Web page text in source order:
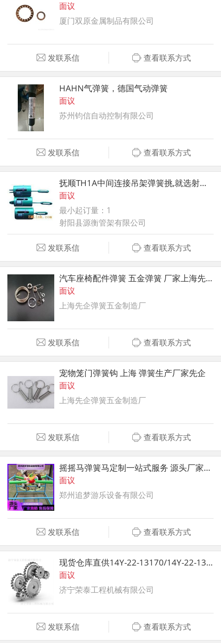
面议
厦门双原金属制品有限公司
发联系信 查看联系方式
HAHN气弹簧，德国气动弹簧
面议
苏州钧信自动控制有限公司
发联系信 查看联系方式
抚顺TH1A中间连接吊架弹簧挑,就选射阳源衡
面议
最小起订量：1
射阳县源衡管架有限公司
发联系信 查看联系方式
汽车座椅配件弹簧 五金弹簧 厂家上海先企
面议
上海先企弹簧五金制造厂
发联系信 查看联系方式
宠物笼门弹簧钩 上海 弹簧生产厂家先企
面议
上海先企弹簧五金制造厂
发联系信 查看联系方式
摇摇马弹簧马定制一站式服务 源头厂家直供
面议
郑州追梦游乐设备有限公司
发联系信 查看联系方式
现货仓库直供14Y-22-13170/14Y-22-13180 弹簧
面议
济宁荣泰工程机械有限公司
发联系信 查看联系方式